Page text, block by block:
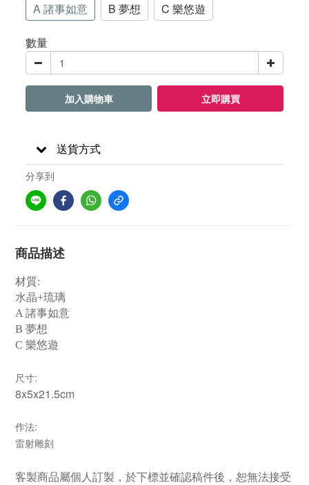
A 諸事如意
B 夢想 C 樂悠遊
數量
加入購物車 立即購買
送貨方式
分享到
商品描述
材質:
水晶+琉璃
A 諸事如意
B 夢想
C 樂悠遊
尺寸:
8x5x21.5cm
作法:
雷射雕刻
客製商品屬個人訂製，於下標並確認稿件後，恕無法接受